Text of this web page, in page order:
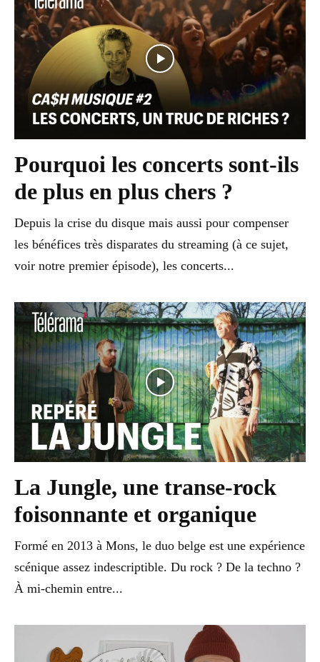
Pourquoi les concerts sont-ils
de plus en plus chers ?
Depuis la crise du disque mais aussi pour compenser
les bénéfices très disparates du streaming (à ce sujet,
voir notre premier épisode), les concerts...
La Jungle, une transe-rock
foisonnante et organique
Formé en 2013 à Mons, le duo belge est une expérience
scénique assez indescriptible. Du rock ? De la techno ?
À mi-chemin entre...